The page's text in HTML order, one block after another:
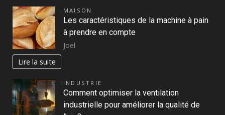
MAISON
Les caractéristiques de la machine à pain
à prendre en compte
Joel
Lire la suite
INDUSTRIE
Comment optimiser la ventilation
industrielle pour améliorer la qualité de